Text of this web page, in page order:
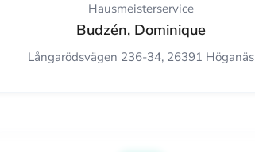
Hausmeisterservice
Budzén, Dominique
Långarödsvägen 236-34, 26391 Höganäs